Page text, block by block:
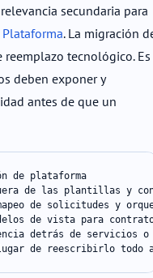
secundaria para
. La migración
tecnológico. Es
deben exponer y
antes de que un
de plataforma
de las plantillas y
de solicitudes y
de vista para
detrás de servicios
de reescribirlo todo